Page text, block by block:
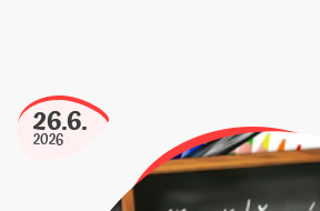
26.6.
2026